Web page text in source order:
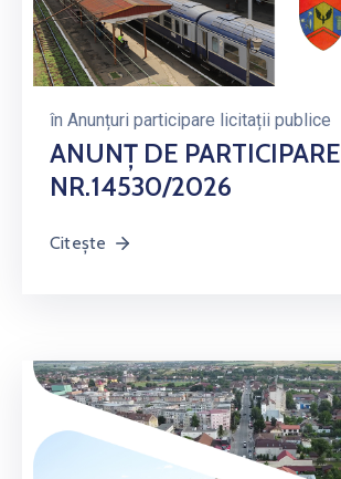
în Anunțuri participare licitații publice
ANUNȚ DE PARTICIPARE
NR.14530/2026
Citește